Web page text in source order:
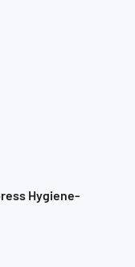
Hygiene-